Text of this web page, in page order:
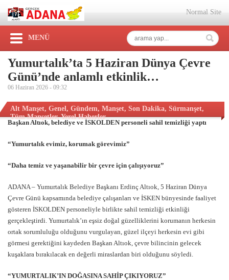
Normal Site
MENÜ
Yumurtalık’ta 5 Haziran Dünya Çevre
Günü’nde anlamlı etkinlik…
06 Haziran 2026 - 09:32
Alt Manşet, Genel, Gündem, Manşet, Son Dakika, Sürmanşet,
Tüm Manşetler,Yerel Haberler
Başkan Altıok, belediye ve İSKOLDEN personeli sahil temizliği yaptı
“Yumurtalık evimiz, korumak görevimiz”
“Daha temiz ve yaşanabilir bir çevre için çalışıyoruz”
ADANA – Yumurtalık Belediye Başkanı Erdinç Altıok, 5 Haziran Dünya
Çevre Günü kapsamında belediye çalışanları ve İSKEN bünyesinde faaliyet
gösteren İSKOLDEN personeliyle birlikte sahil temizliği etkinliği
gerçekleştirdi. Yumurtalık’ın eşsiz doğal güzelliklerini korumanın herkesin
ortak sorumluluğu olduğunu vurgulayan, güzel ilçeyi herkesin evi gibi
görmesi gerektiğini kaydeden Başkan Altıok, çevre bilincinin gelecek
kuşaklara bırakılacak en değerli miraslardan biri olduğunu söyledi.
“YUMURTALIK’IN DOĞASINA SAHİP ÇIKIYORUZ”